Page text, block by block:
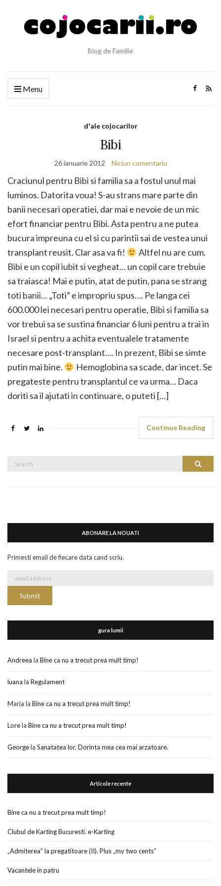
Blog de Familie
Menu
d'ale cojocarilor
Bibi
26 ianuarie 2012 Niciun comentariu
Craciunul pentru Bibi si familia sa a fostul unul mai
luminos. Datorita voua! S-au strans mare parte din
banii necesari operatiei, dar mai e nevoie de un mic
efort financiar pentru Bibi. Asta pentru a ne putea
bucura impreuna cu el si cu parintii sai de vestea unui
transplant reusit. Clar asa va fi!
Altfel nu are cum.
Bibi e un copil iubit si vegheat… un copil care trebuie
sa traiasca! Mai e putin, atat de putin, pana se strang
toti banii… „Toti” e impropriu spus…. Pe langa cei
600.000 lei necesari pentru operatie, Bibi si familia sa
vor trebui sa se sustina financiar 6 luni pentru a trai in
Israel si pentru a achita eventualele tratamente
necesare post-transplant…. In prezent, Bibi se simte
putin mai bine.
Hemoglobina sa scade, dar incet. Se
pregateste pentru transplantul ce va urma… Daca
doriti sa il ajutati in continuare, o puteti […]
Continue Reading
Search
ABONARE LA NOUATI
Primesti email de fiecare data cand scriu.
gura lumii
Andreea la Bine ca nu a trecut prea mult timp!
luana la Regulament
Maria la Bine ca nu a trecut prea mult timp!
Lorela Bine ca nu a trecut prea mult timp!
Georgela Sanatatea lor. Dorinta mea cea mai arzatoare.
Articole recente
Bine ca nu a trecut prea mult timp!
Clubul de Karting Bucuresti. e-Karting
„Admiterea” la pregatitoare (II). Plus „my two cents”
Vacantele in patru